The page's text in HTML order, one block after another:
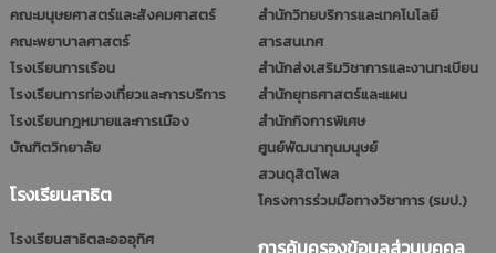
คณะมนุษยศาสตร์และสังคมศาสตร์
คณะพยาบาลศาสตร์
โรงเรียนการเรือน
โรงเรียนการท่องเที่ยวและการบริการ
โรงเรียนกฎหมายและการเมือง
บัณฑิตวิทยาลัย
โรงเรียนสาธิต
โรงเรียนสาธิตละอออุทิศ
สำนักวิทยบริการและเทคโนโลยี
สารสนเทศ
สำนักส่งเสริมวิชาการและงานทะเบียน
สำนักยุทธศาสตร์และแผน
สำนักกิจการพิเศษ
ศูนย์พัฒนาทุนมนุษย์
สวนดุสิตโพล
โครงการร่วมมือทางวิชาการ (รมป.)
การคุ้มครองข้อมูลส่วนบุคคล